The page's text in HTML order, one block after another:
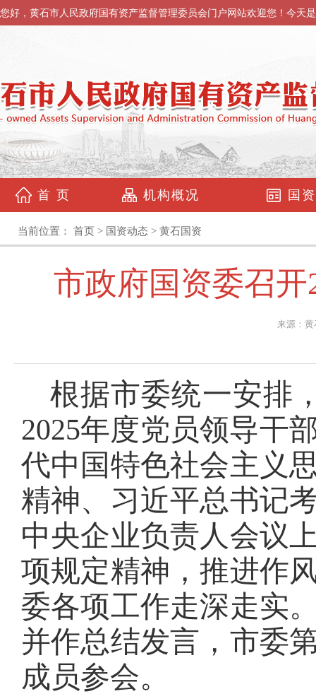
您好，黄石市人民政府国有资产监督管理委员会门户网站欢迎您！今天是
首 页 机构概况 国
当前位置： 首页 > 国资动态 > 黄石国资
市政府国资委召
来源：
根据市委统一安排
2025年度党员领导干
代中国特色社会主义
精神、习近平总书记
中央企业负责人会议
项规定精神，推进作
委各项工作走深走实
并作总结发言，市委
成员参会。